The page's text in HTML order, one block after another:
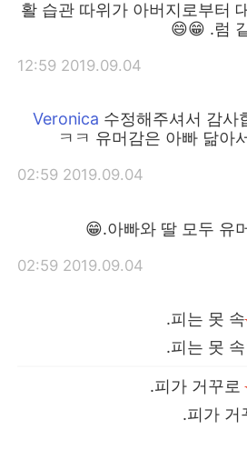
활 습관 따위가 아버지로부터
럼
2019.09.04 12:59
수정해주셔서 감사
ㅋㅋ 유머감은 아빠 닮아
2019.09.04 02:59
아빠와 딸 모두 유머
2019.09.04 02:59
피는 못 속
피는 못 속
피가 거꾸로
피가 거